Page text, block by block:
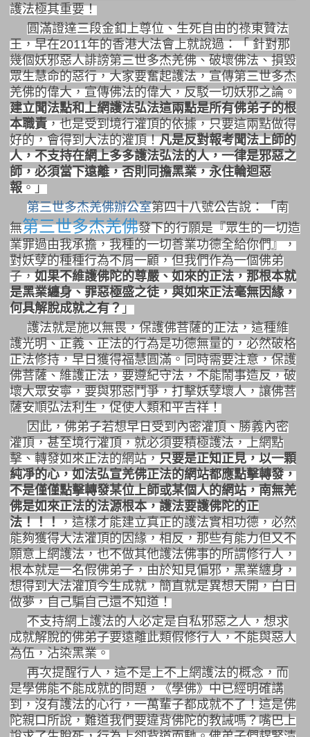
護法極其重要！
圓滿證達三段金釦上尊位、生死自由的祿東贊法
王，早在2011年的香港大法會上就說過：「 針對那
幾個妖邪惡人誹謗第三世多杰羌佛、破壞佛法、損毀
眾生慧命的惡行，大家要奮起護法，宣傳第三世多杰
羌佛的偉大，宣傳佛法的偉大，反駁一切妖邪之論。
建立聞法點和上網護法弘法這兩點是所有佛弟子的根
本職責，也是受到境行灌頂的依據，只要這兩點做得
好的，會得到大法的灌頂！凡是反對報考聞法上師的
人，不支持在網上多多護法弘法的人，一律是邪惡之
師，必須當下遠離，否則同擔黑業，永住輪迴惡
報。」
第三世多杰羌佛辦公室第四十八號公告說：「南
無第三世多杰羌佛發下的行願是『眾生的一切造
業罪過由我承擔，我種的一切善業功德全給你們』，
對妖孽的種種行為不屑一顧，但我們作為一個佛弟
子，如果不維護佛陀的尊嚴、如來的正法，那根本就
是黑業纏身、罪惡極盛之徒，與如來正法毫無因緣，
何具解脫成就之有？」
護法就是施以無畏，保護佛菩薩的正法，這種維
護光明、正義、正法的行為是功德無量的，必然破格
正法修持，早日獲得福慧圓滿。同時需要注意，保護
佛菩薩、維護正法，要遵紀守法，不能鬧事造反，破
壞大眾安寧，要與邪惡鬥爭，打擊妖孽壞人，讓佛菩
薩安順弘法利生，促使人類和平吉祥！
因此，佛弟子若想早日受到內密灌頂、勝義內密
灌頂，甚至境行灌頂，就必須要積極護法，上網點
擊、轉發如來正法的網站，只要是正知正見，以一顆
純凈的心，如法弘宣羌佛正法的網站都應點擊轉發，
不是僅僅點擊轉發某位上師或某個人的網站，南無羌
佛是如來正法的法源根本，護法要護佛陀的正
法！！！，這樣才能建立真正的護法實相功德，必然
能夠獲得大法灌頂的因緣，相反，那些有能力但又不
願意上網護法，也不做其他護法佛事的所謂修行人，
根本就是一名假佛弟子，由於知見偏邪，黑業纏身，
想得到大法灌頂今生成就，簡直就是異想天開，白日
做夢，自己騙自己還不知道！
不支持網上護法的人必定是自私邪惡之人，想求
成就解脫的佛弟子要遠離此類假修行人，不能與惡人
為伍，沾染黑業。
再次提醒行人，這不是上不上網護法的概念，而
是學佛能不能成就的問題，《學佛》中已經明確講
到，沒有護法的心行，一萬輩子都成就不了！這是佛
陀親口所說，難道我們要違背佛陀的教誡嗎？嘴巴上